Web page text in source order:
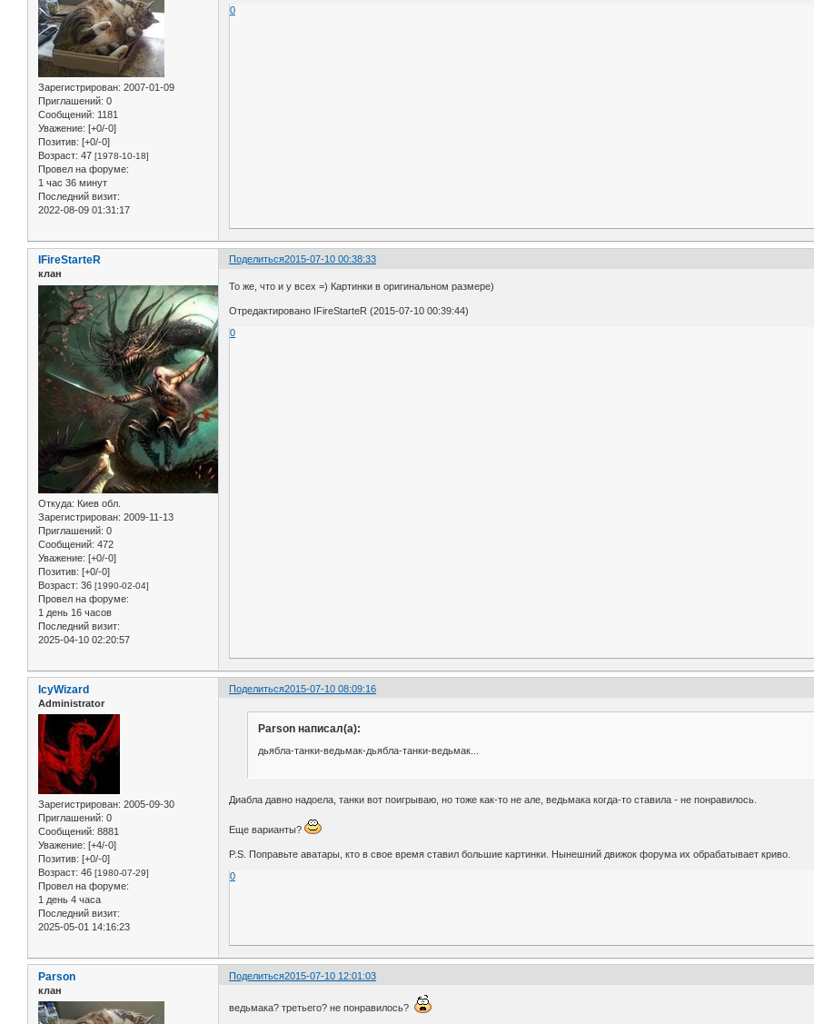
Зарегистрирован: 2007-01-09
Приглашений: 0
Сообщений: 1181
Уважение: [+0/-0]
Позитив: [+0/-0]
Возраст: 47 [1978-10-18]
Провел на форуме:
1 час 36 минут
Последний визит:
2022-08-09 01:31:17
0
Поделиться2015-07-10 00:38:33
IFireStarteR
клан
Откуда: Киев обл.
Зарегистрирован: 2009-11-13
Приглашений: 0
Сообщений: 472
Уважение: [+0/-0]
Позитив: [+0/-0]
Возраст: 36 [1990-02-04]
Провел на форуме:
1 день 16 часов
Последний визит:
2025-04-10 02:20:57
То же, что и у всех =) Картинки в оригинальном размере)
Отредактировано IFireStarteR (2015-07-10 00:39:44)
0
Поделиться2015-07-10 08:09:16
IcyWizard
Administrator
Зарегистрирован: 2005-09-30
Приглашений: 0
Сообщений: 8881
Уважение: [+4/-0]
Позитив: [+0/-0]
Возраст: 46 [1980-07-29]
Провел на форуме:
1 день 4 часа
Последний визит:
2025-05-01 14:16:23
Parson написал(а):
дьябла-танки-ведьмак-дьябла-танки-ведьмак...
Диабла давно надоела, танки вот поигрываю, но тоже как-то не але, ведьмака когда-то ставила - не понравилось.
Еще варианты?
P.S. Поправьте аватары, кто в свое время ставил большие картинки. Нынешний движок форума их обрабатывает криво.
0
Поделиться2015-07-10 12:01:03
Parson
клан
ведьмака? третьего? не понравилось?